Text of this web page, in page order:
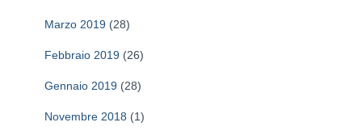
Marzo 2019 (28)
Febbraio 2019 (26)
Gennaio 2019 (28)
Novembre 2018 (1)